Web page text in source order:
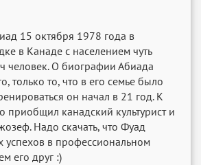
15 октября 1978 года в
в Канаде с населением чуть
человек. О биографии Абиада
только то, что в его семье было
он начал в 21 год. К
приобщил канадский культурист и
Надо скачать, что Фуад
успехов в профессиональном
его друг :)